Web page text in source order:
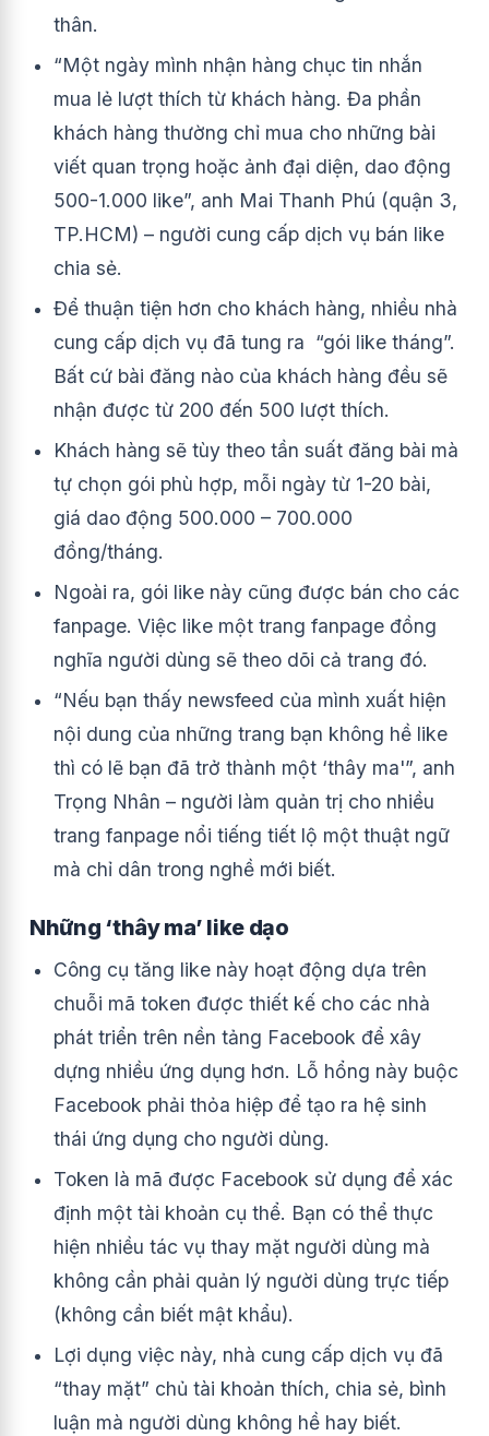
thân.
“Một ngày mình nhận hàng chục tin nhắn
mua lẻ lượt thích từ khách hàng. Đa phần
khách hàng thường chỉ mua cho những bài
viết quan trọng hoặc ảnh đại diện, dao động
500-1.000 like”, anh Mai Thanh Phú (quận 3,
TP.HCM) – người cung cấp dịch vụ bán like
chia sẻ.
Để thuận tiện hơn cho khách hàng, nhiều nhà
cung cấp dịch vụ đã tung ra “gói like tháng”.
Bất cứ bài đăng nào của khách hàng đều sẽ
nhận được từ 200 đến 500 lượt thích.
Khách hàng sẽ tùy theo tần suất đăng bài mà
tự chọn gói phù hợp, mỗi ngày từ 1-20 bài,
giá dao động 500.000 – 700.000
đồng/tháng.
Ngoài ra, gói like này cũng được bán cho các
fanpage. Việc like một trang fanpage đồng
nghĩa người dùng sẽ theo dõi cả trang đó.
“Nếu bạn thấy newsfeed của mình xuất hiện
nội dung của những trang bạn không hề like
thì có lẽ bạn đã trở thành một ‘thây ma'”, anh
Trọng Nhân – người làm quản trị cho nhiều
trang fanpage nổi tiếng tiết lộ một thuật ngữ
mà chỉ dân trong nghề mới biết.
Những ‘thây ma’ like dạo
Công cụ tăng like này hoạt động dựa trên
chuỗi mã token được thiết kế cho các nhà
phát triển trên nền tảng Facebook để xây
dựng nhiều ứng dụng hơn. Lỗ hổng này buộc
Facebook phải thỏa hiệp để tạo ra hệ sinh
thái ứng dụng cho người dùng.
Token là mã được Facebook sử dụng để xác
định một tài khoản cụ thể. Bạn có thể thực
hiện nhiều tác vụ thay mặt người dùng mà
không cần phải quản lý người dùng trực tiếp
(không cần biết mật khẩu).
Lợi dụng việc này, nhà cung cấp dịch vụ đã
“thay mặt” chủ tài khoản thích, chia sẻ, bình
luận mà người dùng không hề hay biết.